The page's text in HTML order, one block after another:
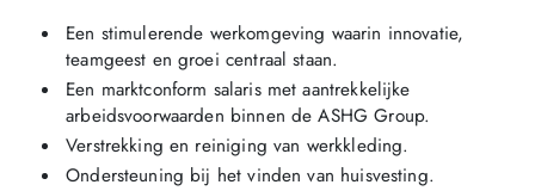
Een stimulerende werkomgeving waarin innovatie,
teamgeest en groei centraal staan.
Een marktconform salaris met aantrekkelijke
arbeidsvoorwaarden binnen de ASHG Group.
Verstrekking en reiniging van werkkleding.
Ondersteuning bij het vinden van huisvesting.